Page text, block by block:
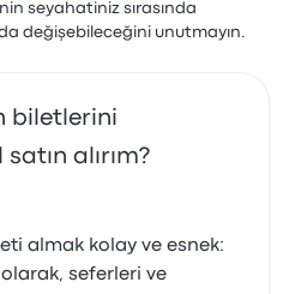
seyahatiniz sırasında
değişebileceğini unutmayın.
biletlerini
alırım?
almak kolay ve esnek:
seferleri ve